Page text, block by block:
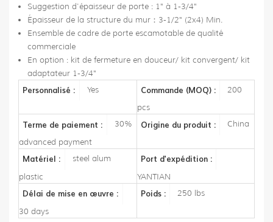
Suggestion d'épaisseur de porte : 1" à 1-3/4"
Épaisseur de la structure du mur：3-1/2" (2x4) Min.
Ensemble de cadre de porte escamotable de qualité
commerciale
En option : kit de fermeture en douceur/ kit convergent/ kit
adaptateur 1-3/4"
Personnalisé : Yes Commande (MOQ) :
200
pcs
Terme de paiement :
30%
advanced payment
Origine du produit : China
Matériel :
steel alum
plastic
Port d'expédition :
YANTIAN
Délai de mise en œuvre :
30 days
Poids : 250 lbs